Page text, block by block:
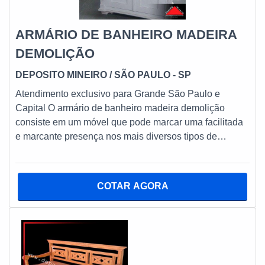
ARMÁRIO DE BANHEIRO MADEIRA
DEMOLIÇÃO
DEPOSITO MINEIRO / SÃO PAULO - SP
Atendimento exclusivo para Grande São Paulo e
Capital O armário de banheiro madeira demolição
consiste em um móvel que pode marcar uma facilitada
e marcante presença nos mais diversos tipos de
CARACTERÍSTICAS SOBRE O ARMÁRIO DE
para acomodar e armazenar uma série de produtos e
objetos de higiene pessoal. Saiba, portanto, quais são
COTAR AGORA